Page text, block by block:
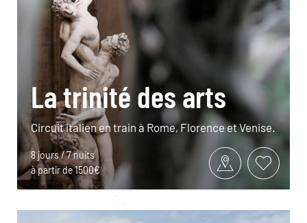
La trinité des arts
Circuit italien en train à Rome, Florence et Venise.
8 jours / 7 nuits
à partir de 1500€